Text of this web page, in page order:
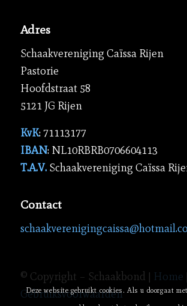
Adres
Schaakvereniging Caïssa Rijen
Pastorie
Hoofdstraat 58
5121 JG Rijen
KvK: 71113177
IBAN: NL10RBRB0706604113
T.A.V. Schaakvereniging Caïssa
Contact
© Copyright – Schaakbond | Home
Gebruiksvoorwaarden
Deze website gebruikt cookies. Als u doorgaat